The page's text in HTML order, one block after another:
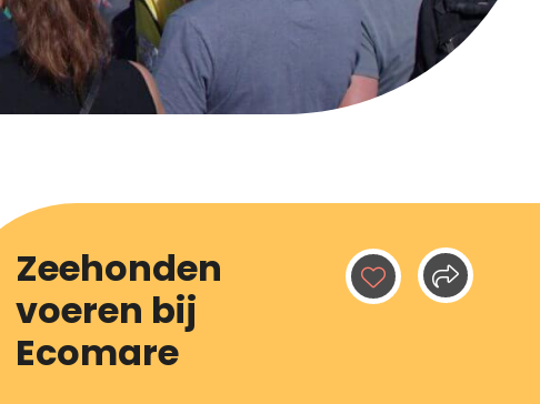
Zeehonden
voeren bij
Ecomare